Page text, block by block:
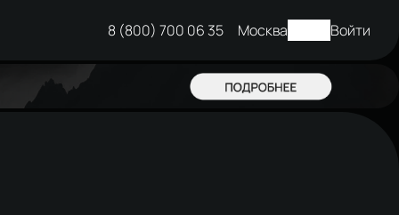
8 (800) 700 06 35 Москва Войти